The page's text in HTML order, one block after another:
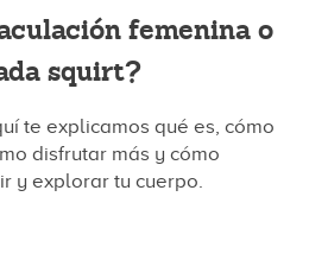
femenina o
squirt?
te explicamos qué es, cómo
disfrutar más y cómo
y explorar tu cuerpo.